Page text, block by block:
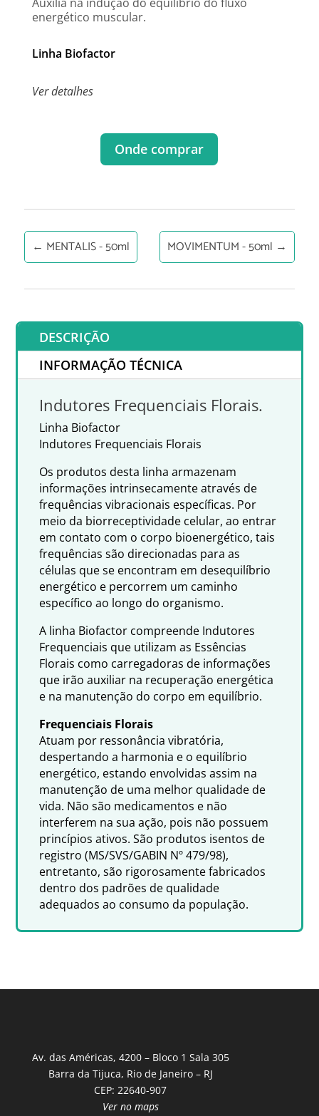
energético muscular.
Linha Biofactor
Ver detalhes
Onde comprar
← MENTALIS - 50ml MOVIMENTUM - 50ml →
DESCRIÇÃO
INFORMAÇÃO TÉCNICA
Indutores Frequenciais Florais.
Linha Biofactor
Indutores Frequenciais Florais
Os produtos desta linha armazenam
informações intrinsecamente através de
frequências vibracionais específicas. Por
meio da biorreceptividade celular, ao entrar
em contato com o corpo bioenergético, tais
frequências são direcionadas para as
células que se encontram em desequilíbrio
energético e percorrem um caminho
específico ao longo do organismo.
A linha Biofactor compreende Indutores
Frequenciais que utilizam as Essências
Florais como carregadoras de informações
que irão auxiliar na recuperação energética
e na manutenção do corpo em equilíbrio.
Frequenciais Florais
Atuam por ressonância vibratória,
despertando a harmonia e o equilíbrio
energético, estando envolvidas assim na
manutenção de uma melhor qualidade de
vida. Não são medicamentos e não
interferem na sua ação, pois não possuem
princípios ativos. São produtos isentos de
registro (MS/SVS/GABIN Nº 479/98),
entretanto, são rigorosamente fabricados
dentro dos padrões de qualidade
adequados ao consumo da população.
Av. das Américas, 4200 – Bloco 1 Sala 305
Barra da Tijuca, Rio de Janeiro – RJ
CEP: 22640-907
Ver no maps